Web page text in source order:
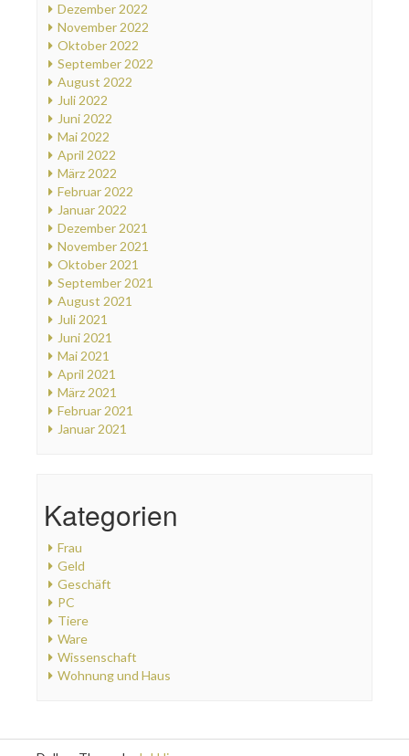
Dezember 2022
November 2022
Oktober 2022
September 2022
August 2022
Juli 2022
Juni 2022
Mai 2022
April 2022
März 2022
Februar 2022
Januar 2022
Dezember 2021
November 2021
Oktober 2021
September 2021
August 2021
Juli 2021
Juni 2021
Mai 2021
April 2021
März 2021
Februar 2021
Januar 2021
Kategorien
Frau
Geld
Geschäft
PC
Tiere
Ware
Wissenschaft
Wohnung und Haus